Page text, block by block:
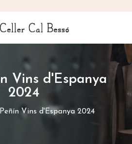
Vins d'Espanya
2024
Vins d'Espanya 2024